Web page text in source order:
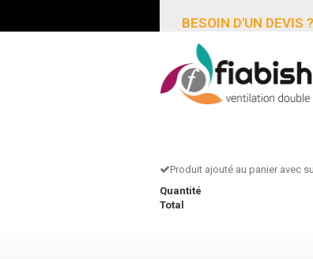
BESOIN D'UN DEVIS ?
Produit ajouté au panier avec
Quantité
Total